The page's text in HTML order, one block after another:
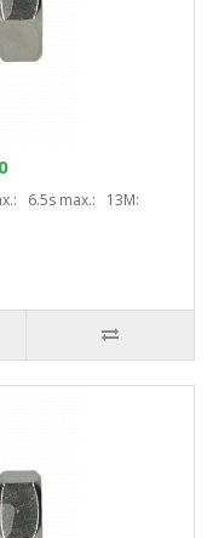
6.5s max.: 13M: